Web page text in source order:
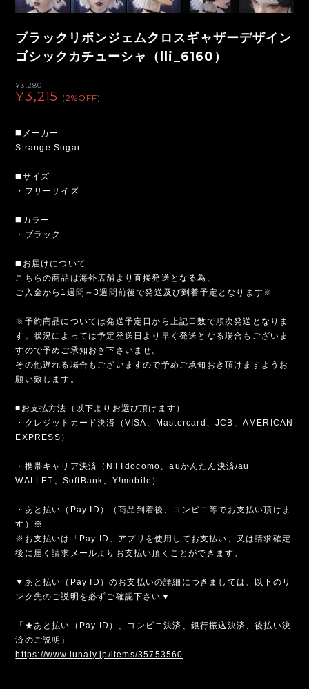
ブラックリボンジェムクロスギャザーデザイン
ゴシックカチューシャ（lli_6160）
¥3,280
¥3,215 (2%OFF)
◼️メーカー
Strange Sugar
◼️サイズ
・フリーサイズ
◼️カラー
・ブラック
◼️お届けについて
こちらの商品は海外店舗より直接発送となる為、
ご入金から1週間～3週間前後で発送及び到着予定となります※
※予約商品については発送予定日から上記日数で順次発送となりま
す。状況によっては予定発送日より早く発送となる場合もございま
すので予めご承知おき下さいませ。
その他遅れる場合もございますので予めご承知おき頂けますようお
願い致します。
■お支払方法（以下よりお選び頂けます）
・クレジットカード決済（VISA、Mastercard、JCB、AMERICAN
EXPRESS）
・携帯キャリア決済（NTTdocomo、auかんたん決済/au
WALLET、SoftBank、Y!mobile）
・あと払い（Pay ID）（商品到着後、コンビニ等でお支払い頂けま
す）※
※お支払いは「Pay ID」アプリを使用してお支払い、又は請求確定
後に届く請求メールよりお支払い頂くことができます。
▼あと払い（Pay ID）のお支払いの詳細につきましては、以下のリ
ンク先のご説明を必ずご確認下さい▼
「★あと払い（Pay ID）、コンビニ決済、銀行振込決済、後払い決
済のご説明」
https://www.lunaly.jp/items/35753560